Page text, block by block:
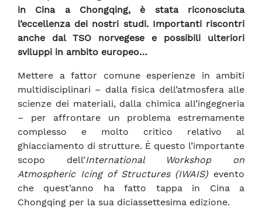
in Cina a Chongqing, è stata riconosciuta
l’eccellenza dei nostri studi. Importanti riscontri
anche dal TSO norvegese e possibili ulteriori
sviluppi in ambito europeo…
Mettere a fattor comune esperienze in ambiti
multidisciplinari – dalla fisica dell’atmosfera alle
scienze dei materiali, dalla chimica all’ingegneria
– per affrontare un problema estremamente
complesso e molto critico relativo al
ghiacciamento di strutture. È questo l’importante
scopo dell’International Workshop on
Atmospheric Icing of Structures (IWAIS) evento
che quest’anno ha fatto tappa in Cina a
Chongqing per la sua diciassettesima edizione.